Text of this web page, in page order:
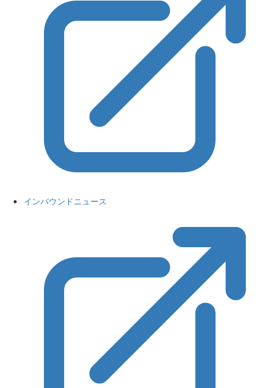
インバウンドニュース